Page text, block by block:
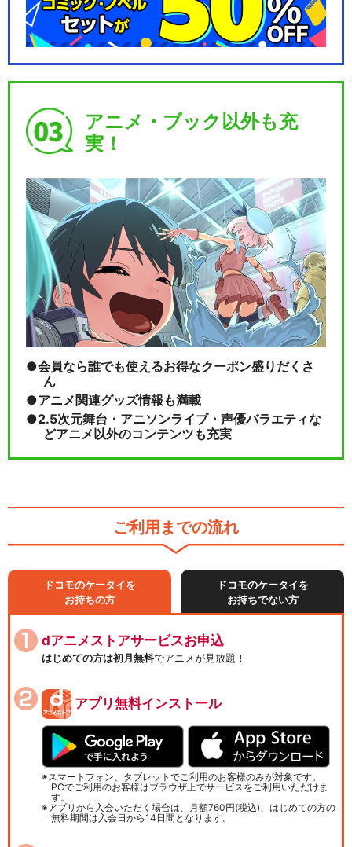
アニメ・ブック以外も充
実！
会員なら誰でも使えるお得なクーポン盛りだくさ
ん
アニメ関連グッズ情報も満載
2.5次元舞台・アニソンライブ・声優バラエティな
どアニメ以外のコンテンツも充実
ご利用までの流れ
ドコモのケータイを
お持ちの方
ドコモのケータイを
お持ちでない方
dアニメストアサービスお申込
はじめての方は初月無料でアニメが見放題！
アプリ無料インストール
スマートフォン、タブレットでご利用のお客様のみが対象です。
PCでご利用のお客様はブラウザ上でサービスをご利用いただけま
す。
アプリから入会いただく場合は、月額760円(税込)、はじめての方の
無料期間は入会日から14日間となります。